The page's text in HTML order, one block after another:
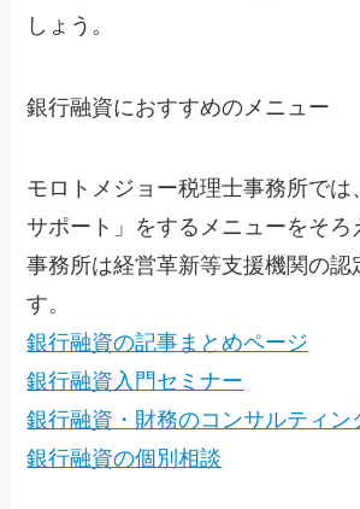
しょう。
銀行融資におすすめのメニュー
モロトメジョー税理士事務所では
サポート」をするメニューをそろ
事務所は経営革新等支援機関の認
す。
銀行融資の記事まとめページ
銀行融資入門セミナー
銀行融資・財務のコンサルティン
銀行融資の個別相談